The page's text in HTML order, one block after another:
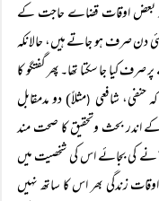
بعض اوقات قضاے حاجت کے
دن صرف ہو جاتے ہیں، حالانکہ
کیا جا سکتا تھا۔ پھر گفتگو کا
حنفی، شافعی (مثلاً) دو مدمقابل
اندر بحث وتحقیق کا صحت مند
آنے کی بجائے اس کی شخصیت میں
زندگی بھر اس کا ساتھ نہیں